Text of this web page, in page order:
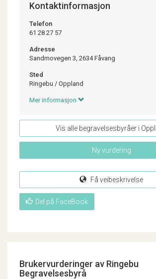
Kontaktinformasjon
Telefon
61 28 27 57
Adresse
Sandmovegen 3, 2634 Fåvang
Sted
Ringebu / Oppland
Mer informasjon
Vis alle begravelsesbyråer i
Ny vurdering
Få veibeskrivelse
Del på FaceBook
Brukervurderinger av Ringebu
Begravelsesbyrå